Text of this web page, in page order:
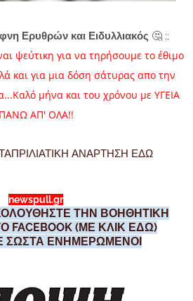
Ερυθρών και Ειδυλλιακός 🤔 ;;
ψεύτικη για να τηρήσουμε το έθιμο
και για μια δόση σάτυρας απο την
μήνα και του χρόνου με ΥΓΕΙΑ
ΠΑΝΩ ΑΠ' ΟΛΑ!!
ΑΝΑΡΤΗΣΗ ΕΔΩ
newspull.gr
ΤΗΝ ΒΟΗΘΗΤΙΚΗ
FACEBOOK (ΜΕ ΚΛΙΚ ΕΔΩ)
ΣΩΣΤΑ ΕΝΗΜΕΡΩΜΕΝΟΙ